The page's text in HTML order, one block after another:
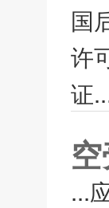
国
许
证
...